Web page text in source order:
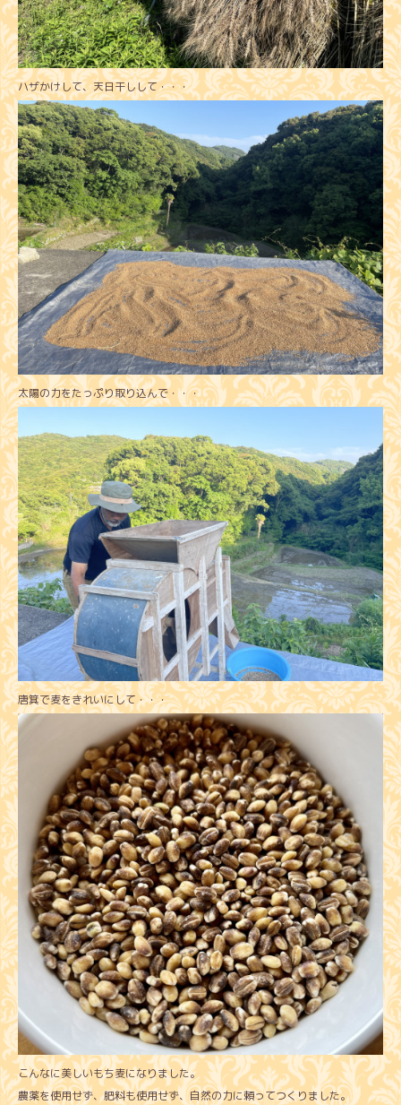
ハザかけして、天日干しして・・・
太陽の力をたっぷり取り込んで・・・
唐箕で麦をきれいにして・・・
こんなに美しいもち麦になりました。
農薬を使用せず、肥料も使用せず、自然の力に頼ってつくりました。